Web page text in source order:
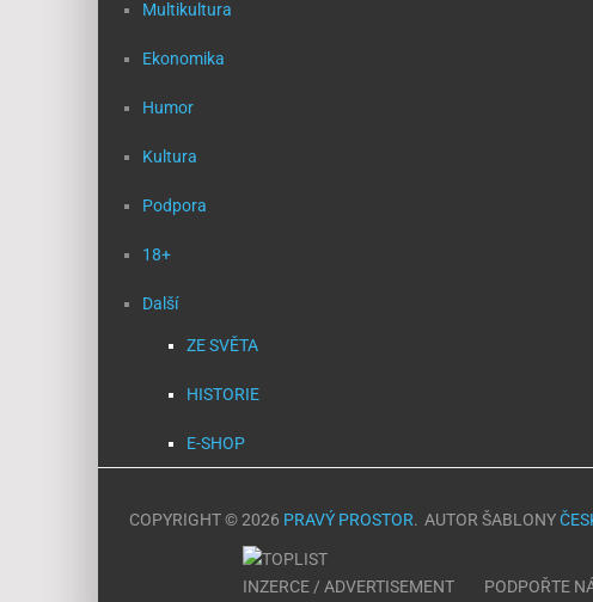
Multikultura
Ekonomika
Humor
Kultura
Podpora
18+
Další
ZE SVĚTA
HISTORIE
E-SHOP
COPYRIGHT © 2026 PRAVÝ PROSTOR. AUTOR ŠABLONY
INZERCE / ADVERTISEMENT PODPOŘTE